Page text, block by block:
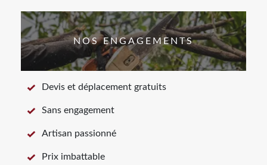
NOS ENGAGEMENTS
Devis et déplacement gratuits
Sans engagement
Artisan passionné
Prix imbattable